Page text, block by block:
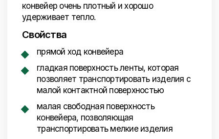
конвейер очень плотный и хорошо
удерживает тепло.
Свойства
прямой ход конвейера
гладкая поверхность ленты, которая
позволяет транспортировать изделия с
малой контактной поверхностью
малая свободная поверхность
конвейера, позволяющая
транспортировать мелкие изделия